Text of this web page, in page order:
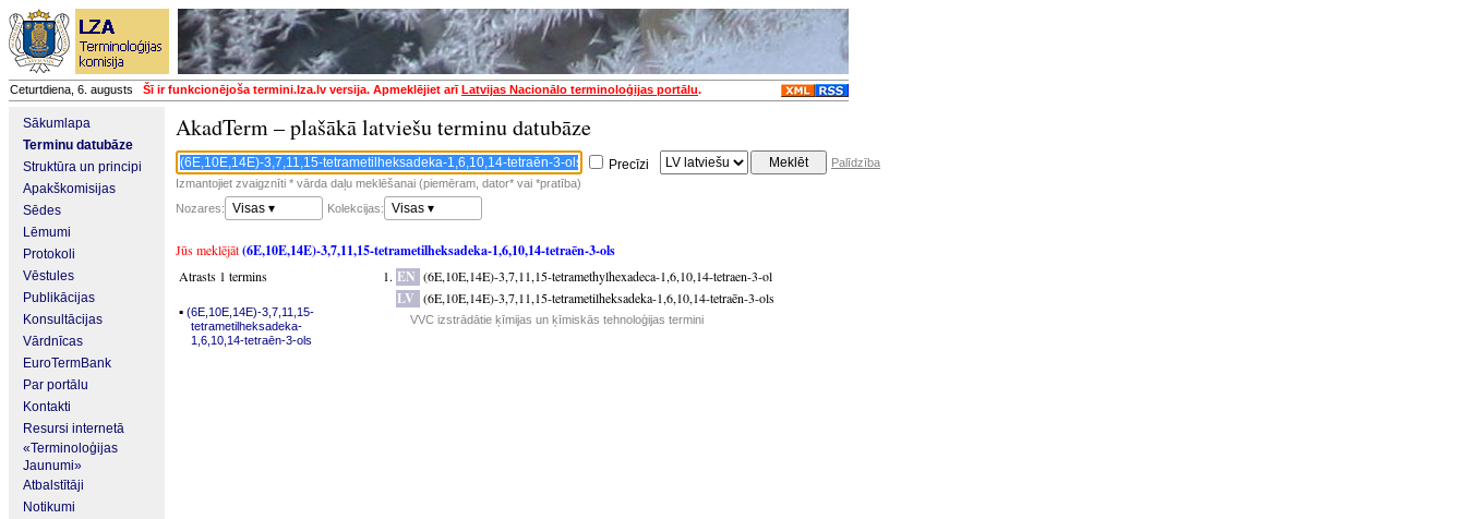
Ceturtdiena, 6. augusts Šī ir funkcionējoša termini.lza.lv versija. Apmeklējiet arīLatvijas Nacionālo terminoloģijas portālu.
Sākumlapa
Terminu datubāze
Struktūra un principi
Apakškomisijas
Sēdes
Lēmumi
Protokoli
Vēstules
Publikācijas
Konsultācijas
Vārdnīcas
EuroTermBank
Par portālu
Kontakti
Resursi internetā
«Terminoloģijas
Jaunumi»
Atbalstītāji
Notikumi
AkadTerm – plašākā latviešu terminu datubāze
Precīzi
Palīdzība
Izmantojiet zvaigznīti * vārda daļu meklēšanai (piemēram, dator* vai *pratība)
Nozares:
Visas ▾ Kolekcijas: Visas ▾
Jūs meklējāt(6E,10E,14E)-3,7,11,15-tetrametilheksadeka-1,6,10,14-tetraēn-3-ols
Atrasts 1 termins
▪ (6E,10E,14E)-3,7,11,15-
tetrametilheksadeka-
1,6,10,14-tetraēn-3-ols
EN (6E,10E,14E)-3,7,11,15-tetramethylhexadeca-1,6,10,14-tetraen-3-ol
LV (6E,10E,14E)-3,7,11,15-tetrametilheksadeka-1,6,10,14-tetraēn-3-ols
VVC izstrādātie ķīmijas un ķīmiskās tehnoloģijas termini